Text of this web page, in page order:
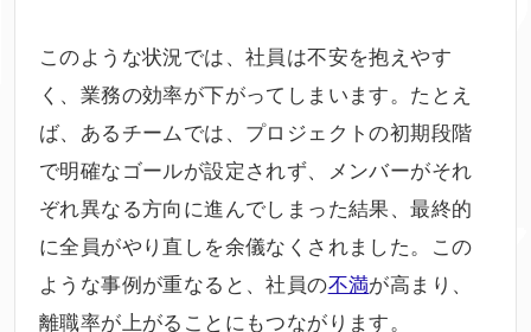
このような状況では、社員は不安を抱えやす
く、業務の効率が下がってしまいます。たとえ
ば、あるチームでは、プロジェクトの初期段階
で明確なゴールが設定されず、メンバーがそれ
ぞれ異なる方向に進んでしまった結果、最終的
に全員がやり直しを余儀なくされました。この
ような事例が重なると、社員の不満が高まり、
離職率が上がることにもつながります。